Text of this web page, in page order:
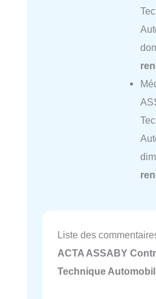
Liste des
ACTA ASSABY
Technique